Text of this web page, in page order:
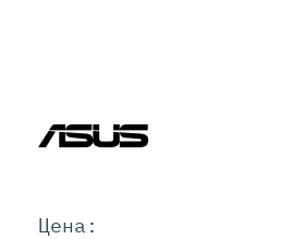
Серверы Для
Серверы Для
Цена: